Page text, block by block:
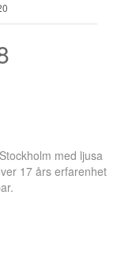
med ljusa
17 års erfarenhet